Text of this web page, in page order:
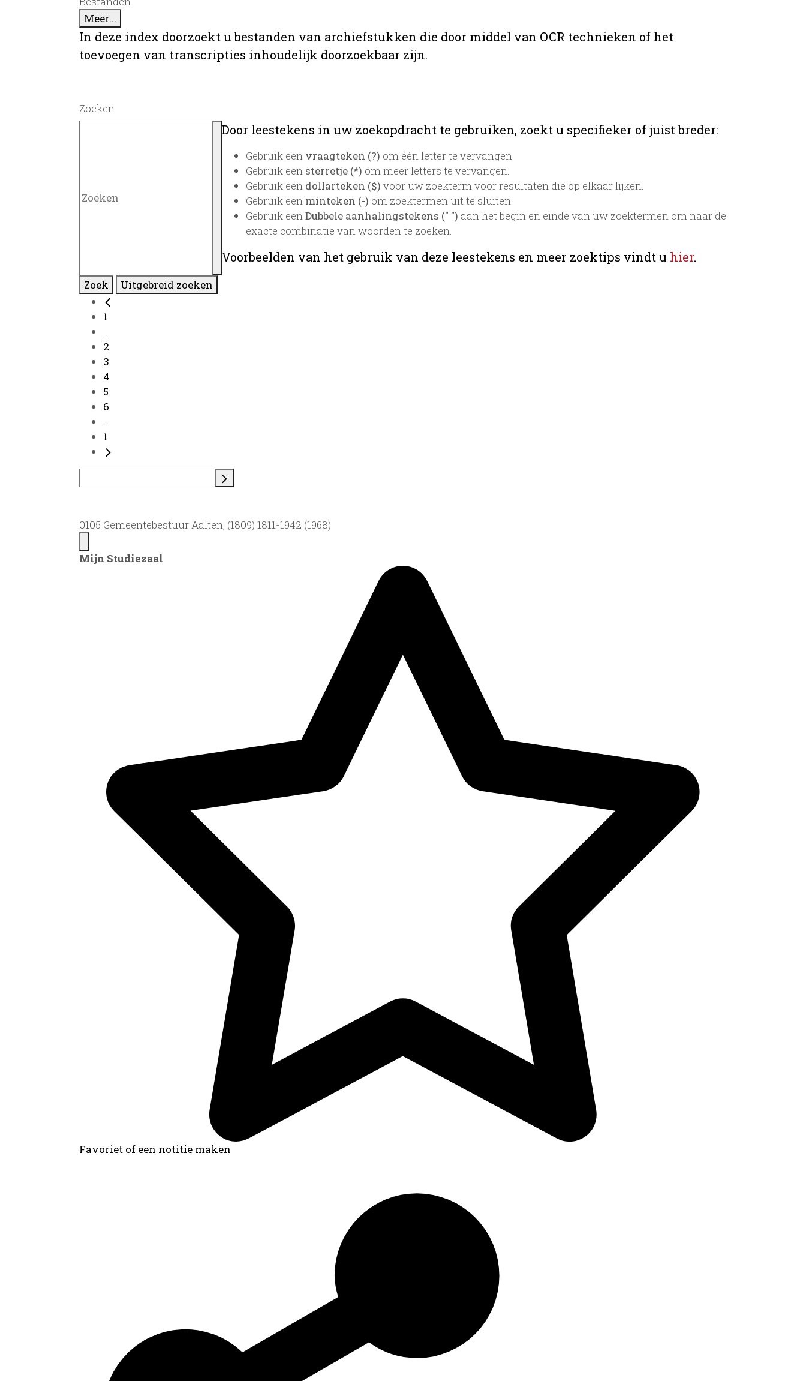
Meer...
In deze index doorzoekt u bestanden van archiefstukken die door middel van OCR technieken of het
toevoegen van transcripties inhoudelijk doorzoekbaar zijn.
Zoeken
Door leestekens in uw zoekopdracht te gebruiken, zoekt u specifieker of juist breder:
Gebruik een vraagteken (?) om één letter te vervangen.
Gebruik een sterretje (*) om meer letters te vervangen.
Gebruik een dollarteken ($) voor uw zoekterm voor resultaten die op elkaar lijken.
Gebruik een minteken (-) om zoektermen uit te sluiten.
Gebruik eenDubbele aanhalingstekens (" ") aan het begin en einde van uw zoektermen om naar de
exacte combinatie van woorden te zoeken.
Voorbeelden van het gebruik van deze leestekens en meer zoektips vindt u hier.
Zoek Uitgebreid zoeken
1
...
2
3
4
5
6
...
1
0105 Gemeentebestuur Aalten, (1809) 1811-1942 (1968)
Mijn Studiezaal
Favoriet of een notitie maken